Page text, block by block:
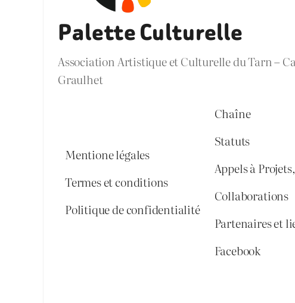
Palette Culturelle
Association Artistique et Culturelle du Tarn –
Graulhet
Mentione légales
Termes et conditions
Politique de confidentialité
Chaîne
Statuts
Appels à
Collaborations
Partenaires et
Facebook